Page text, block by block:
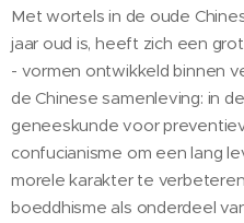
Met wortels in de oude
jaar oud is, heeft zich een
- vormen ontwikkeld binnen
de Chinese samenleving: in
geneeskunde voor
confucianisme om een ​​lang
morele karakter te
boeddhisme als onderdeel